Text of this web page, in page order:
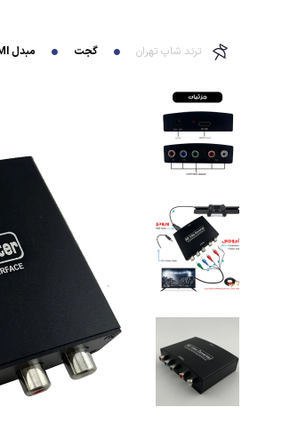
ترند شاپ تهران گجت مبدل HDMI به COMPONENT مدل 5 فیش کد YPBPR